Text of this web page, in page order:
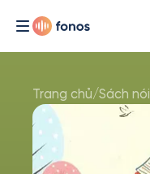
Trang chủ/Sách nói